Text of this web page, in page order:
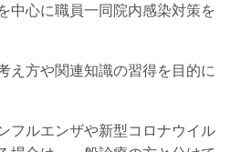
中心に職員一同院内感染対策を
方や関連知識の習得を目的に
フルエンザや新型コロナウイル